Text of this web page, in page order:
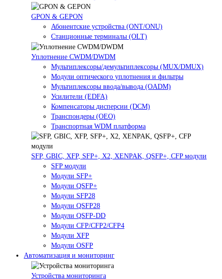
GPON & GEPON
Абонентские устройства (ONT/ONU)
Станционные терминалы (OLT)
Уплотнение CWDM/DWDM
Мультиплексоры/демультиплексоры (MUX/DMUX)
Модули оптического уплотнения и фильтры
Мультиплексоры ввода/вывода (OADM)
Усилители (EDFA)
Компенсаторы дисперсии (DCM)
Транспондеры (OEO)
Транспортная WDM платформа
SFP, GBIC, XFP, SFP+, X2, XENPAK, QSFP+, CFP модули
SFP модули
Модули SFP+
Модули QSFP+
Модули SFP28
Модули QSFP28
Модули QSFP-DD
Модули CFP/CFP2/CFP4
Модули XFP
Модули OSFP
Автоматизация и мониторинг
Устройства мониторинга